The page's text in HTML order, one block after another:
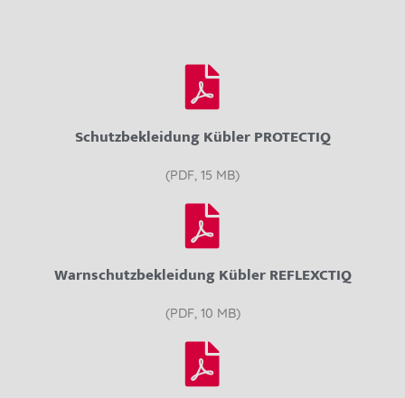
Schutzbekleidung Kübler PROTECTIQ
(PDF, 15 MB)
Warnschutzbekleidung Kübler REFLEXCTIQ
(PDF, 10 MB)